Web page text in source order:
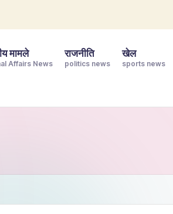
मामले
Affairs News
राजनीति
politics news
खेल
sports news